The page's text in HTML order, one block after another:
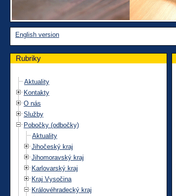
English version
Rubriky
Aktuality
Kontakty
O nás
Služby
Pobočky (odbočky)
Aktuality
Jihočeský kraj
Jihomoravský kraj
Karlovarský kraj
Kraj Vysočina
Královéhradecký kraj